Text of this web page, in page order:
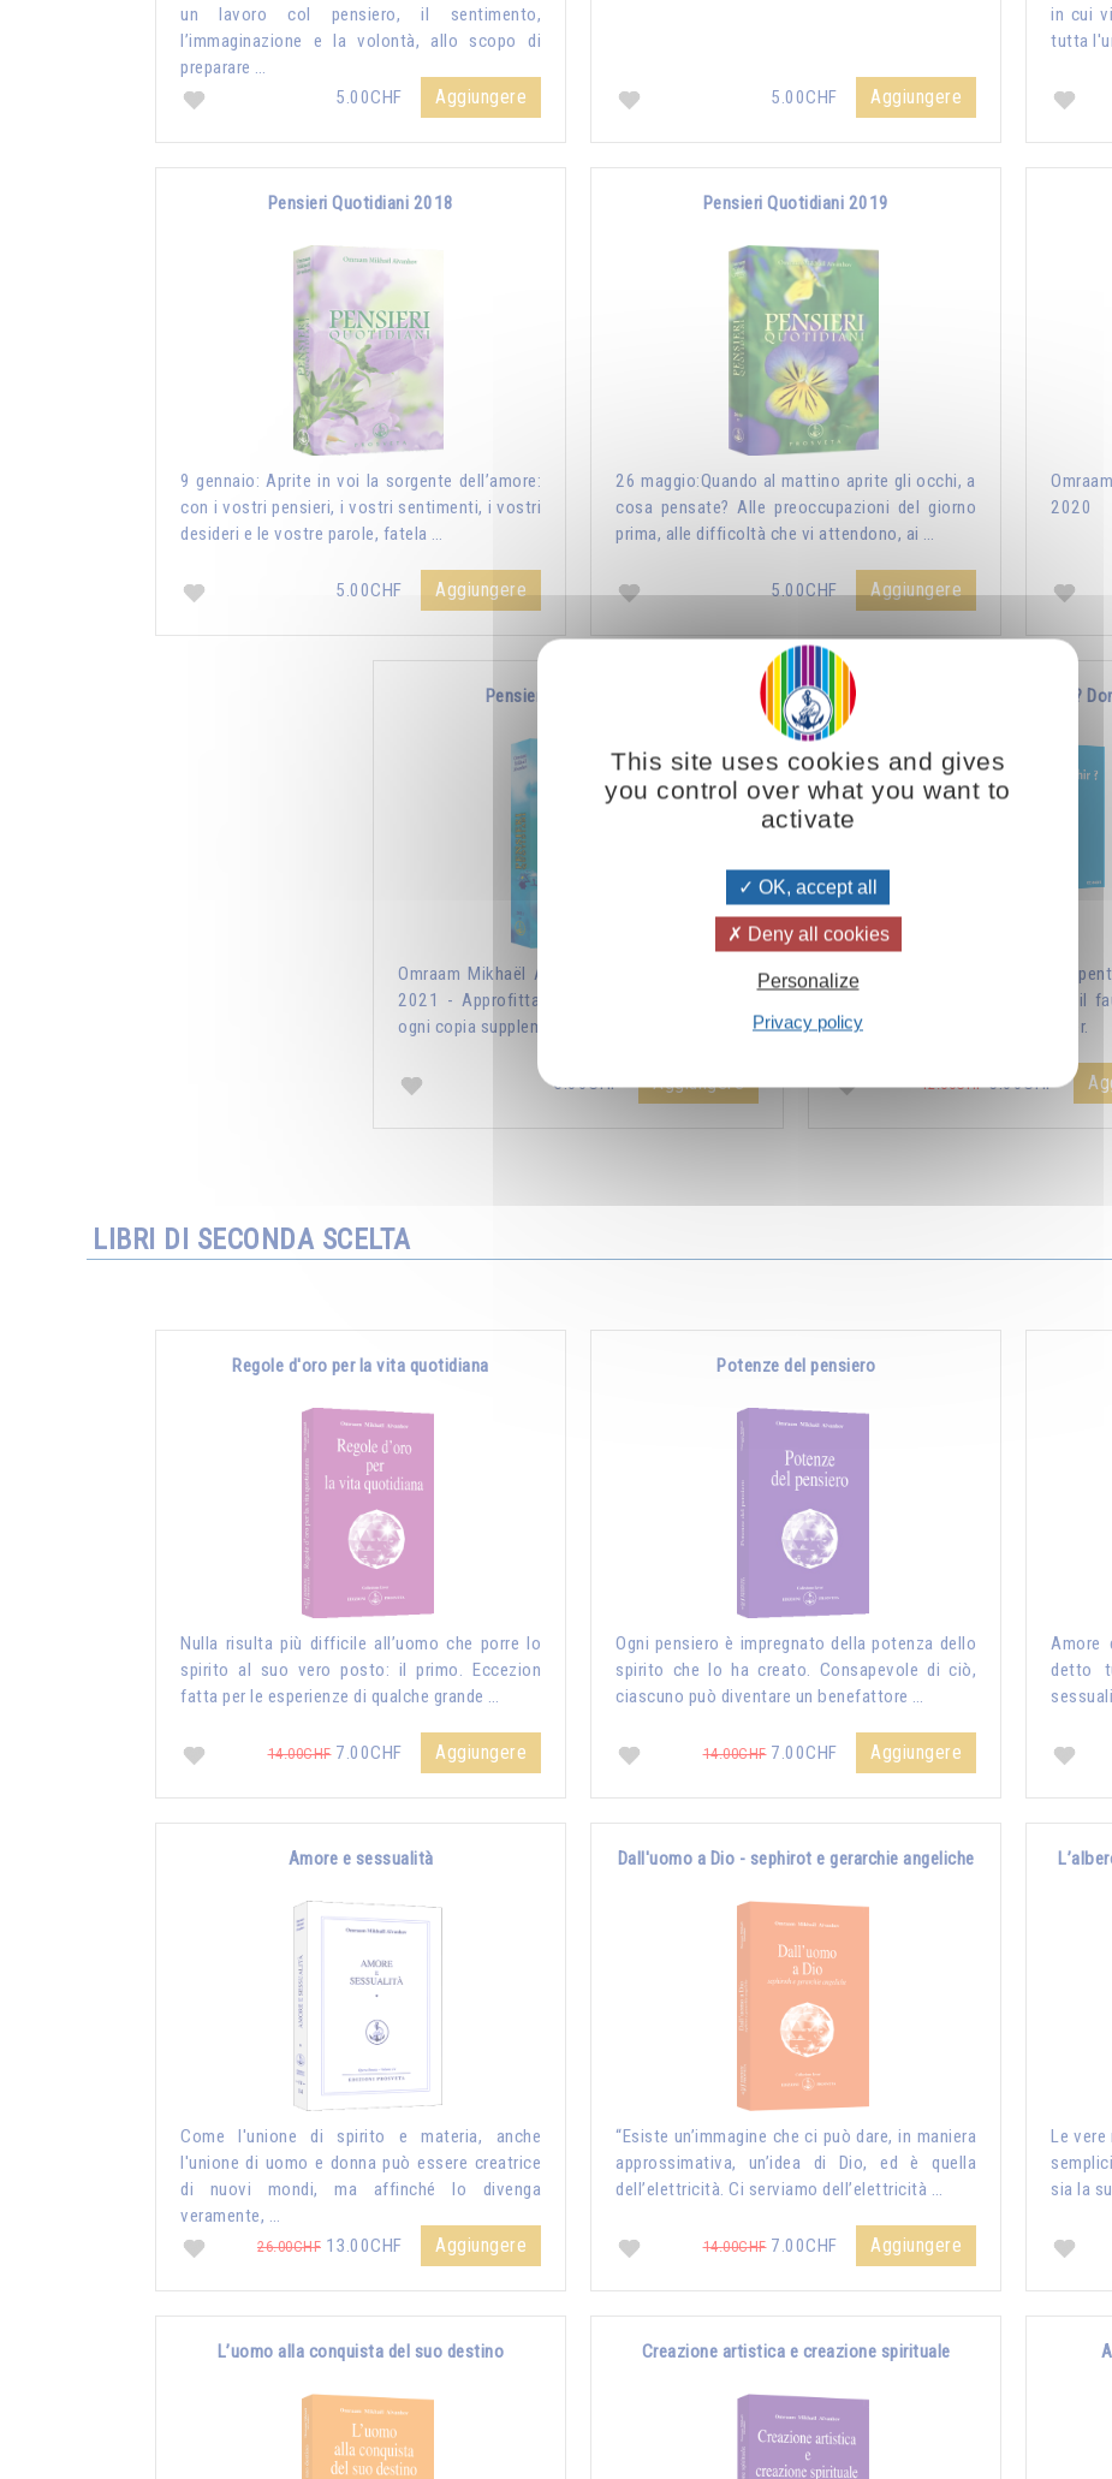
un lavoro col pensiero, il sentimento,
l’immaginazione e la volontà, allo scopo di
preparare …
5.00CHF
Aggiungere 5.00CHF Aggiungere
in cui
tutta
Pensieri Quotidiani 2018
9 gennaio: Aprite in voi la sorgente dell’amore:
con i vostri pensieri, i vostri sentimenti, i vostri
desideri e le vostre parole, fatela …
5.00CHF Aggiungere
Pensieri Quotidiani 2019
26 maggio:Quando al mattino aprite gli occhi, a
cosa pensate? Alle preoccupazioni del giorno
prima, alle difficoltà che vi attendono, ai …
5.00CHF Aggiungere
2020
Pensieri Quotidiani 2021
Omraam Mikhaël Aïvanhov Pensieri Quotidiani
2021 - Approfitta dello sconto di 2 CHF per
ogni copia supplementare aggiunta all'ordine !
5.00CHF Aggiungere
Vous voulez vous enrichir ?
Combien les humains se
s’imaginent que pour s’enrichir il
Non, pour s’enrichir, il faut donner.
12.00CHF5.00CHF
LIBRI DI SECONDA SCELTA
Regole d'oro per la vita quotidiana
Nulla risulta più difficile all’uomo che porre lo
spirito al suo vero posto: il primo. Eccezion
fatta per le esperienze di qualche grande …
14.00CHF7.00CHF Aggiungere
Potenze del pensiero
Ogni pensiero è impregnato della potenza dello
spirito che lo ha creato. Consapevole di ciò,
ciascuno può diventare un benefattore …
14.00CHF7.00CHF Aggiungere
Amore
detto
Amore e sessualità
Come l'unione di spirito e materia, anche
l'unione di uomo e donna può essere creatrice
di nuovi mondi, ma affinché lo divenga
veramente, …
26.00CHF 13.00CHF Aggiungere
Dall'uomo a Dio - sephirot e gerarchie angeliche
“Esiste un’immagine che ci può dare, in maniera
approssimativa, un’idea di Dio, ed è quella
dell’elettricità. Ci serviamo dell’elettricità …
14.00CHF7.00CHF Aggiungere
Le
sia la
L’uomo alla conquista del suo destino Creazione artistica e creazione spirituale
This site uses cookies and gives
you control over what you want to
activate
OK, accept all
Deny all cookies
Personalize
Privacy policy